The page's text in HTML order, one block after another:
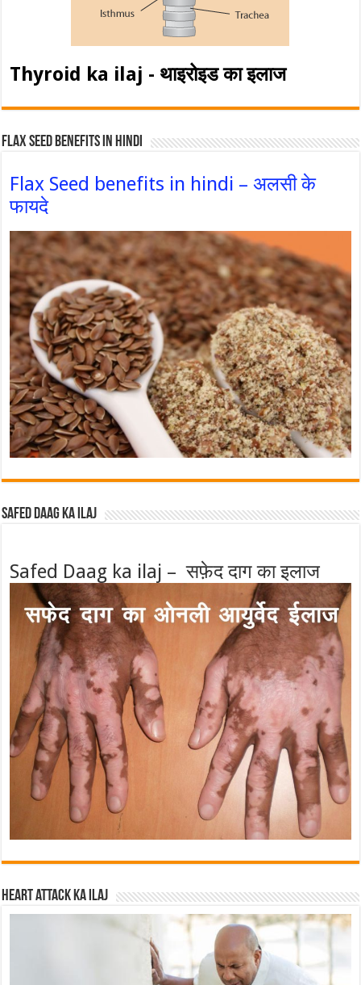
Thyroid ka ilaj - थाइरोइड का इलाज
Flax Seed Benefits in hindi
Flax Seed benefits in hindi – अलसी के
फायदे
Safed Daag ka ilaj
Safed Daag ka ilaj – सफ़ेद दाग का इलाज
Heart attack ka ilaj